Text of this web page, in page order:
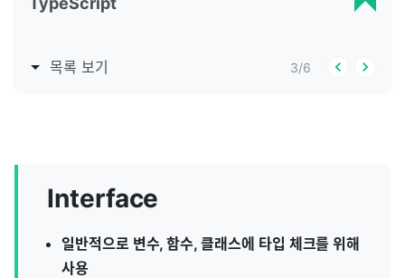
목록 보기 3/6
Interface
일반적으로 변수, 함수, 클래스에 타입 체크를 위해
사용